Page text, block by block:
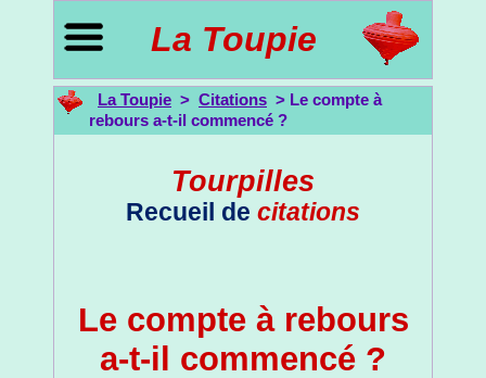
La Toupie
La Toupie > Citations > Le compte à
rebours a-t-il commencé ?
Tourpilles
Recueil de citations
Le compte à rebours
a-t-il commencé ?